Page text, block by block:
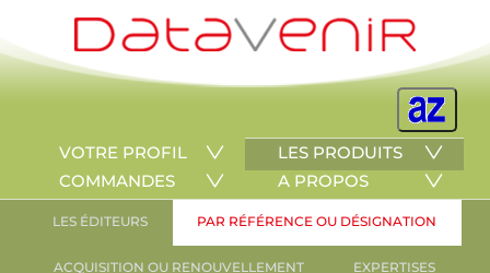
VOTRE PROFIL
LES PRODUITS
COMMANDES
A PROPOS
LES ÉDITEURS PAR RÉFÉRENCE OU DÉSIGNATION
ACQUISITION OU RENOUVELLEMENT EXPERTISES